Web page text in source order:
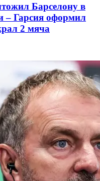
Барселону в
– Гарсия оформил
2 мяча